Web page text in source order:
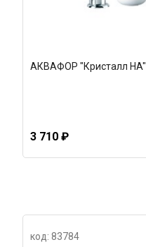
АКВАФОР "Кристалл
3 710 ₽
код: 83784